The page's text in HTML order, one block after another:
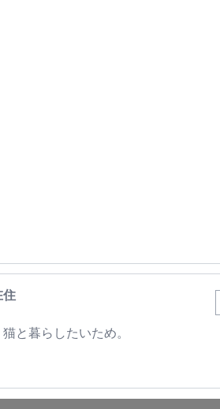
住
と暮らしたいため。